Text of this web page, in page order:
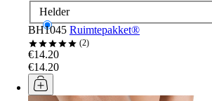
Helder
BH1045 Ruimtepakket®
2
€14.20
€14.20